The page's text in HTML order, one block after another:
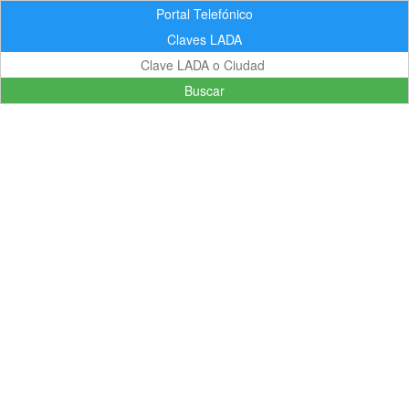
Portal Telefónico
Claves LADA
Buscar